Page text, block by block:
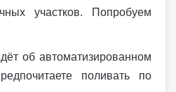
участков. Попробуем
об автоматизированном
поливать по